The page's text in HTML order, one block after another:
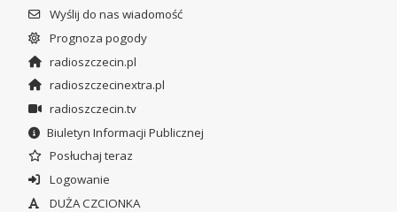
Wyślij do nas wiadomość
Prognoza pogody
radioszczecin.pl
radioszczecinextra.pl
radioszczecin.tv
Biuletyn Informacji Publicznej
Posłuchaj teraz
Logowanie
DUŻA CZCIONKA